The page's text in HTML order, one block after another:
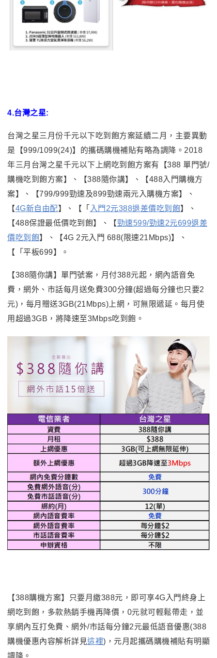
4.台灣之星:
台灣之星三月份千元以下吃到飽方案延續二月，主要異動
是【999/1099(24)】的攜碼購機補貼有略為調降。2018
年三月台灣之星千元以下上網吃到飽方案有【388 單門號/
購機吃到飽方案】、【388隨你講】、【488入門購機方
案】、【799/999勁速及899勁速兩元入購機方案】、
【4G新自由配】、【「 入門2元388退差價吃到飽】、
【488保證最低價吃到飽】、【勁速599/勁速2元699退差
價吃到飽】、【4G 2元入門 688(限速21Mbps)】、
【「平板699】。
【388隨你講】單門號案，月付388元起，網內語音免
費，網外、市話每月送免費300分鐘(超過每分鐘也只要2
元)，每月贈送3GB(21Mbps)上網，可無限遞延。每月使
用超過3GB，將降速至3Mbps吃到飽。
【388購機方案】只要月繳388元，即可享4G入門終身上
網吃到飽，多款熱銷手機再降價，0元就可輕鬆帶走，並
享網內互打免費、網外/市話每分鐘2元最低語音優惠(388
購機優惠內容解析詳見這裡)，元月起攜碼購機補貼有明顯
調降。